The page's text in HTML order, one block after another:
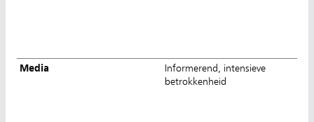
Media
Informerend, intensieve
betrokkenheid